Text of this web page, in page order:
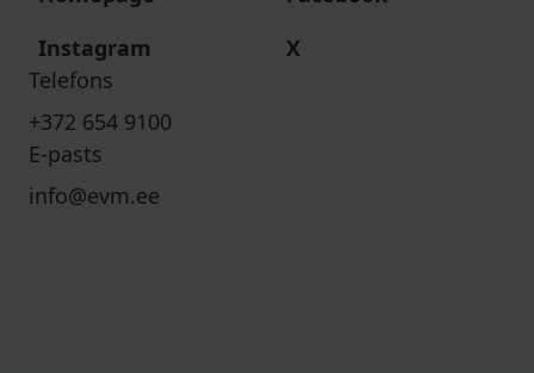
Instagram
X
Telefons
+372 654 9100
E-pasts
info@evm.ee